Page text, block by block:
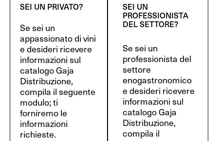
SEI UN PRIVATO?
Se sei un
appassionato di vini
e desideri ricevere
informazioni sul
catalogo Gaja
Distribuzione,
compila il seguente
modulo; ti
forniremo le
informazioni
richieste.
SEI UN
PROFESSIONISTA
DEL SETTORE?
Se sei un
professionista del
settore
enogastronomico
e desideri ricevere
informazioni sul
catalogo Gaja
Distribuzione,
compila il